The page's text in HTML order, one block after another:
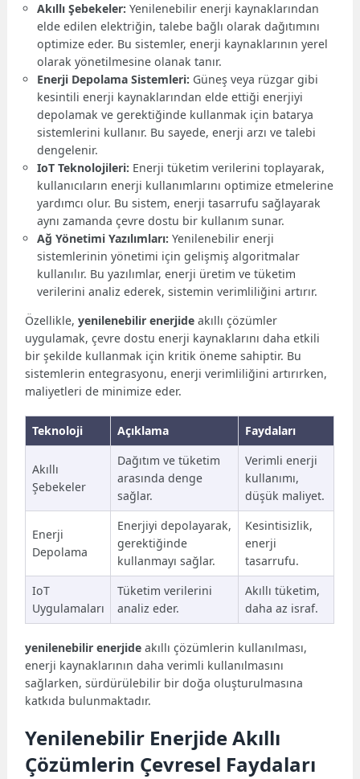
Akıllı Şebekeler: Yenilenebilir enerji kaynaklarından
elde edilen elektriğin, talebe bağlı olarak dağıtımını
optimize eder. Bu sistemler, enerji kaynaklarının yerel
olarak yönetilmesine olanak tanır.
Enerji Depolama Sistemleri: Güneş veya rüzgar gibi
kesintili enerji kaynaklarından elde ettiği enerjiyi
depolamak ve gerektiğinde kullanmak için batarya
sistemlerini kullanır. Bu sayede, enerji arzı ve talebi
dengelenir.
IoT Teknolojileri: Enerji tüketim verilerini toplayarak,
kullanıcıların enerji kullanımlarını optimize etmelerine
yardımcı olur. Bu sistem, enerji tasarrufu sağlayarak
aynı zamanda çevre dostu bir kullanım sunar.
Ağ Yönetimi Yazılımları: Yenilenebilir enerji
sistemlerinin yönetimi için gelişmiş algoritmalar
kullanılır. Bu yazılımlar, enerji üretim ve tüketim
verilerini analiz ederek, sistemin verimliliğini artırır.
Özellikle,yenilenebilir enerjide akıllı çözümler
uygulamak, çevre dostu enerji kaynaklarını daha etkili
bir şekilde kullanmak için kritik öneme sahiptir. Bu
sistemlerin entegrasyonu, enerji verimliliğini artırırken,
maliyetleri de minimize eder.
Teknoloji Açıklama Faydaları
Akıllı
Şebekeler
Dağıtım ve tüketim
arasında denge
sağlar.
Verimli enerji
kullanımı,
düşük maliyet.
Enerji
Depolama
Enerjiyi depolayarak,
gerektiğinde
kullanmayı sağlar.
Kesintisizlik,
enerji
tasarrufu.
IoT
Uygulamaları
Tüketim verilerini
analiz eder.
Akıllı tüketim,
daha az israf.
yenilenebilir enerjide akıllı çözümlerin kullanılması,
enerji kaynaklarının daha verimli kullanılmasını
sağlarken, sürdürülebilir bir doğa oluşturulmasına
katkıda bulunmaktadır.
Yenilenebilir Enerjide Akıllı
Çözümlerin Çevresel Faydaları